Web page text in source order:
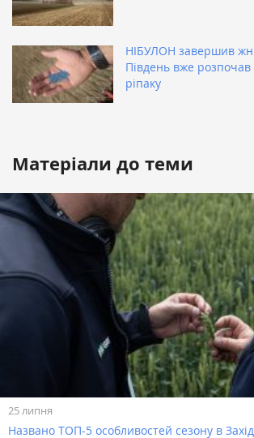
НІБУЛОН завершив
Південь вже розпочав
ріпаку
Матеріали до теми
25 липня
Названо ТОП-5 особливостей сезону в